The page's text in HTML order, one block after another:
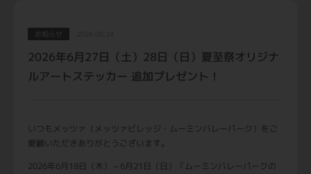
お知らせ
2026年6月27日（土）28日（日）夏至祭オリジナ
ルアートステッカー 追加プレゼント！
いつもメッツァ（メッツァビレッジ・ムーミンバレーパーク）をご
愛顧いただきありがとうございます。
2026年6月18日（木）～6月21日（日）「ムーミンバレーパークの